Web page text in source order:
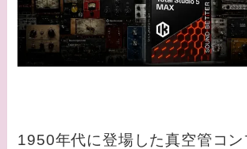
1950年代に登場した真空管コ